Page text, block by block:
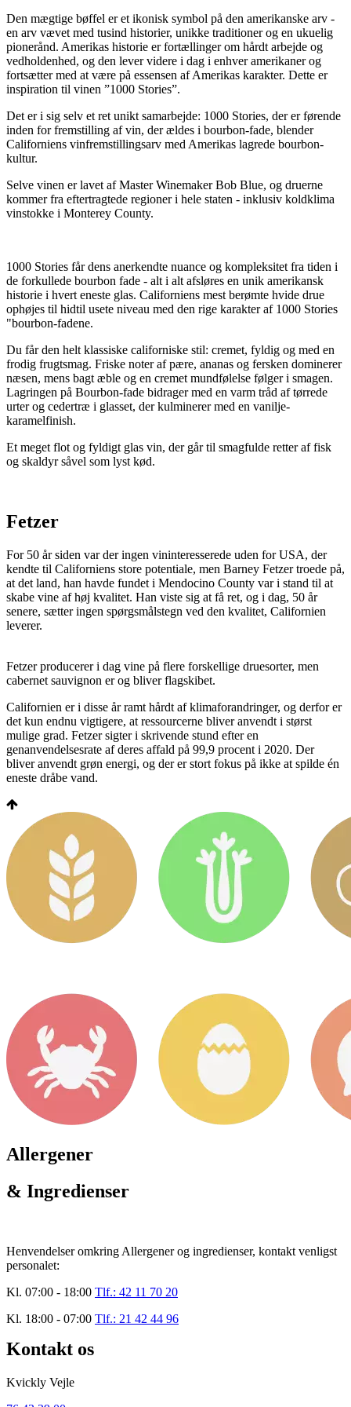
Den mægtige bøffel er et ikonisk symbol på den amerikanske arv -
en arv vævet med tusind historier, unikke traditioner og en ukuelig
pionerånd. Amerikas historie er fortællinger om hårdt arbejde og
vedholdenhed, og den lever videre i dag i enhver amerikaner og
fortsætter med at være på essensen af Amerikas karakter. Dette er
inspiration til vinen ”1000 Stories”.
Det er i sig selv et ret unikt samarbejde: 1000 Stories, der er førende
inden for fremstilling af vin, der ældes i bourbon-fade, blender
Californiens vinfremstillingsarv med Amerikas lagrede bourbon-
kultur.
Selve vinen er lavet af Master Winemaker Bob Blue, og druerne
kommer fra eftertragtede regioner i hele staten - inklusiv koldklima
vinstokke i Monterey County.
1000 Stories får dens anerkendte nuance og kompleksitet fra tiden i
de forkullede bourbon fade - alt i alt afsløres en unik amerikansk
historie i hvert eneste glas. Californiens mest berømte hvide drue
ophøjes til hidtil usete niveau med den rige karakter af 1000 Stories
"bourbon-fadene.
Du får den helt klassiske californiske stil: cremet, fyldig og med en
frodig frugtsmag. Friske noter af pære, ananas og fersken dominerer
næsen, mens bagt æble og en cremet mundfølelse følger i smagen.
Lagringen på Bourbon-fade bidrager med en varm tråd af tørrede
urter og cedertræ i glasset, der kulminerer med en vanilje-
karamelfinish.
Et meget flot og fyldigt glas vin, der går til smagfulde retter af fisk
og skaldyr såvel som lyst kød.
Fetzer
For 50 år siden var der ingen vininteresserede uden for USA, der
kendte til Californiens store potentiale, men Barney Fetzer troede på,
at det land, han havde fundet i Mendocino County var i stand til at
skabe vine af høj kvalitet. Han viste sig at få ret, og i dag, 50 år
senere, sætter ingen spørgsmålstegn ved den kvalitet, Californien
leverer.
Fetzer producerer i dag vine på flere forskellige druesorter, men
cabernet sauvignon er og bliver flagskibet.
Californien er i disse år ramt hårdt af klimaforandringer, og derfor er
det kun endnu vigtigere, at ressourcerne bliver anvendt i størst
mulige grad. Fetzer sigter i skrivende stund efter en
genanvendelsesrate af deres affald på 99,9 procent i 2020. Der
bliver anvendt grøn energi, og der er stort fokus på ikke at spilde én
eneste dråbe vand.
Allergener
& Ingredienser
Henvendelser omkring Allergener og ingredienser, kontakt venligst
personalet:
Kl. 07:00 - 18:00 Tlf.: 42 11 70 20
Kl. 18:00 - 07:00 Tlf.: 21 42 44 96
Kontakt os
Kvickly Vejle